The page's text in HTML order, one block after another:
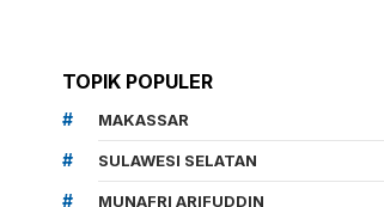
TOPIK POPULER
MAKASSAR
SULAWESI SELATAN
MUNAFRI ARIFUDDIN